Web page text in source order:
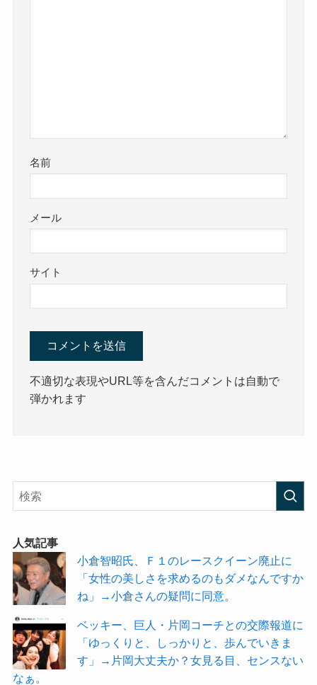
名前
メール
サイト
不適切な表現やURL等を含んだコメントは自動で
弾かれます
人気記事
小倉智昭氏、Ｆ１のレースクイーン廃止に
「女性の美しさを求めるのもダメなんですか
ね」→小倉さんの疑問に同意。
ベッキー、巨人・片岡コーチとの交際報道に
「ゆっくりと、しっかりと、歩んでいきま
す」→片岡大丈夫か？女見る目、センスない
なぁ。